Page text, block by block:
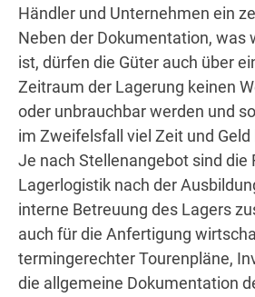
Händler und Unternehmen ein
Neben der Dokumentation, was
ist, dürfen die Güter auch über
Zeitraum der Lagerung keinen
oder unbrauchbar werden und
im Zweifelsfall viel Zeit und Geld
Je nach Stellenangebot sind die
Lagerlogistik nach der
interne Betreuung des Lagers
auch für die Anfertigung
termingerechter Tourenpläne,
die allgemeine Dokumentation